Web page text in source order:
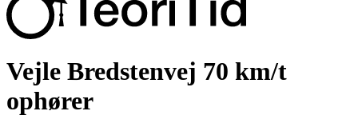
Vejle Bredstenvej 70 km/t
ophører